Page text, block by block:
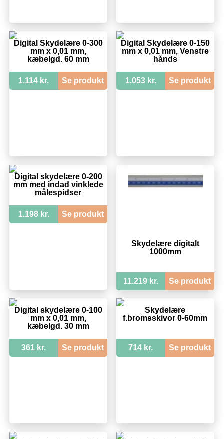
Digital Skydelære 0-300
mm x 0,01 mm,
kæbelgd. 60 mm
1.114 kr. Se produkt
Digital Skydelære 0-150
mm x 0,01 mm, Venstre
hånds
1.053 kr. Se produkt
Digital skydelære 0-200
mm med indad vinklede
målespidser
1.198 kr. Se produkt
Skydelære digitalt
1000mm
11.219 kr. Se produkt
Digital skydelære 0-100
mm x 0,01 mm,
kæbelgd. 30 mm
361 kr. Se produkt
Skydelære
f.bromsskivor 0-60mm
714 kr. Se produkt